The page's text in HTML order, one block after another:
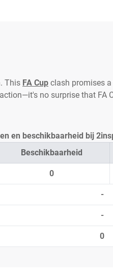
This FA Cup clash promises
no surprise that FA
Beschikbaarheid
0
-
-
0
en beschikbaarheid bij